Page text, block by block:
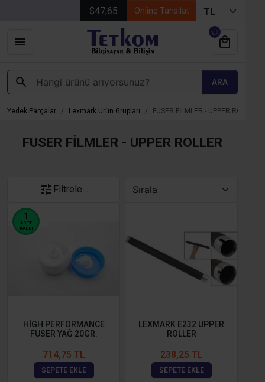
$47,65 Online Tahsilat
ARA
Yedek Parçalar Lexmark Ürün Grupları FUSER FİLMLER - UPPER ROLLER
FUSER FİLMLER - UPPER ROLLER
Filtrele…
1
ADET
KALDI
HİGH PERFORMANCE
FUSER YAĞ 20GR.
714,75 TL
SEPETE EKLE
LEXMARK E232 UPPER
ROLLER
238,25 TL
SEPETE EKLE